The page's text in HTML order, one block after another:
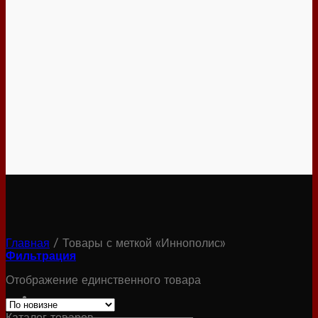
Главная / Товары с меткой «Иннополис»
Фильтрация
Отображение единственного товара